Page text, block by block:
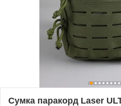
Сумка паракорд Laser